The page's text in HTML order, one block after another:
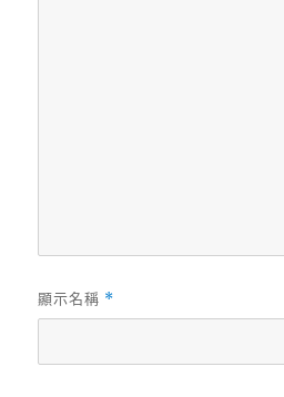
顯示名稱 *